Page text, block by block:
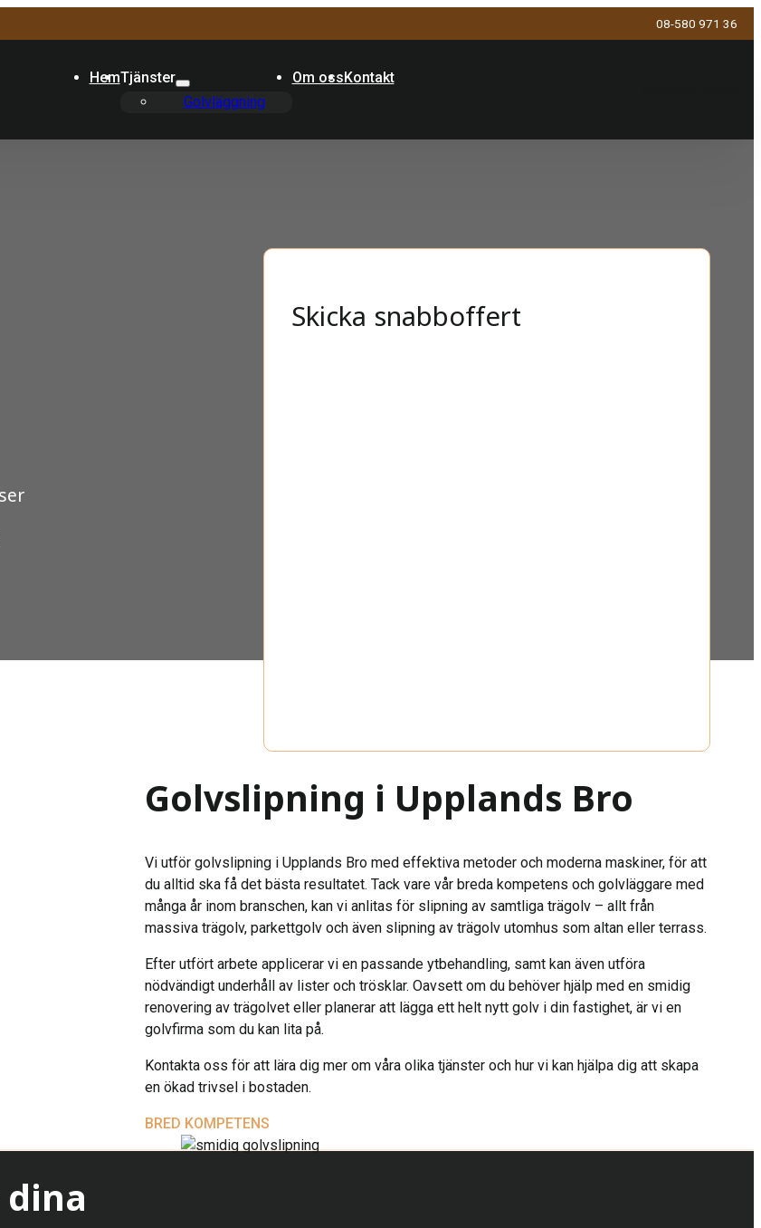
08-580 971 36
HemTjänster
Golvläggning
Om ossKontakt
Skicka snabboffert
Golvslipning i Upplands Bro
Vi utför golvslipning i Upplands Bro med effektiva metoder och moderna maskiner, för att
du alltid ska få det bästa resultatet. Tack vare vår breda kompetens och golvläggare med
många år inom branschen, kan vi anlitas för slipning av samtliga trägolv – allt från
massiva trägolv, parkettgolv och även slipning av trägolv utomhus som altan eller terrass.
Efter utfört arbete applicerar vi en passande ytbehandling, samt kan även utföra
nödvändigt underhåll av lister och trösklar. Oavsett om du behöver hjälp med en smidig
renovering av trägolvet eller planerar att lägga ett helt nytt golv i din fastighet, är vi en
golvfirma som du kan lita på.
Kontakta oss för att lära dig mer om våra olika tjänster och hur vi kan hjälpa dig att skapa
en ökad trivsel i bostaden.
BRED KOMPETENS